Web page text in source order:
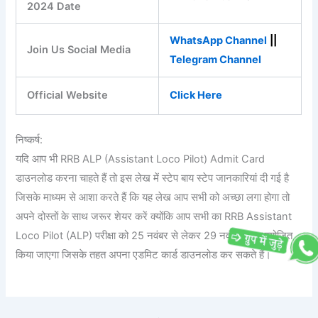
2024 Date
Join Us Social Media
WhatsApp Channel
Telegram Channel
Official Website Click Here
निष्कर्ष:
यदि आप भी RRB ALP (Assistant Loco Pilot) Admit Card
डाउनलोड करना चाहते हैं तो इस लेख में स्टेप बाय स्टेप जानकारियां दी गई है
जिसके माध्यम से आशा करते हैं कि यह लेख आप सभी को अच्छा लगा होगा तो
अपने दोस्तों के साथ जरूर शेयर करें क्योंकि आप सभी का RRB Assistant
Loco Pilot (ALP) परीक्षा को 25 नवंबर से लेकर 29 नवंबर तक आयोजित
किया जाएगा जिसके तहत अपना एडमिट कार्ड डाउनलोड कर सकते हैं।